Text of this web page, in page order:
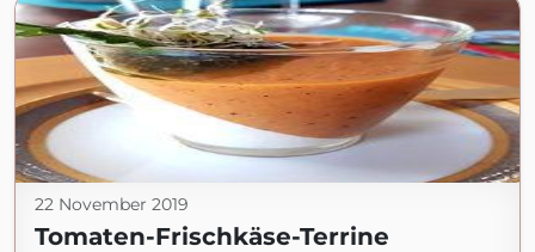
22 November 2019
Tomaten-Frischkäse-Terrine